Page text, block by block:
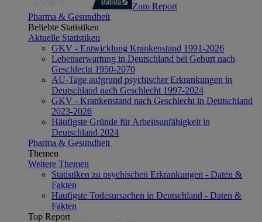
Zum Report
Pharma & Gesundheit
Beliebte Statistiken
Aktuelle Statistiken
GKV - Entwicklung Krankenstand 1991-2026
Lebenserwartung in Deutschland bei Geburt nach
Geschlecht 1950-2070
AU-Tage aufgrund psychischer Erkrankungen in
Deutschland nach Geschlecht 1997-2024
GKV - Krankenstand nach Geschlecht in Deutschland
2023-2026
Häufigste Gründe für Arbeitsunfähigkeit in
Deutschland 2024
Pharma & Gesundheit
Themen
Weitere Themen
Statistiken zu psychischen Erkrankungen - Daten &
Fakten
Häufigste Todesursachen in Deutschland - Daten &
Fakten
Top Report